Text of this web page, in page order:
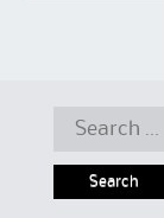
Search